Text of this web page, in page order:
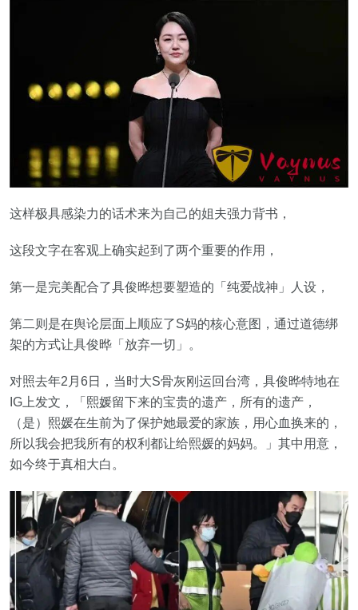
这样极具感染力的话术来为自己的姐夫强力背书，
这段文字在客观上确实起到了两个重要的作用，
第一是完美配合了具俊晔想要塑造的「纯爱战神」人设，
第二则是在舆论层面上顺应了S妈的核心意图，通过道德绑
架的方式让具俊晔「放弃一切」。
对照去年2月6日，当时大S骨灰刚运回台湾，具俊晔特地在
IG上发文，「熙媛留下来的宝贵的遗产，所有的遗产，
（是）熙媛在生前为了保护她最爱的家族，用心血换来的，
所以我会把我所有的权利都让给熙媛的妈妈。」其中用意，
如今终于真相大白。